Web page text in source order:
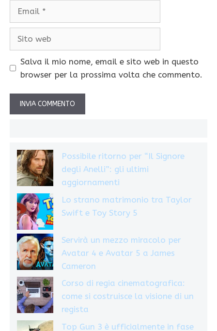
Salva il mio nome, email e sito web in questo
browser per la prossima volta che commento.
Possibile ritorno per “Il Signore
degli Anelli”: gli ultimi
aggiornamenti
Lo strano matrimonio tra Taylor
Swift e Toy Story 5
Servirà un mezzo miracolo per
Avatar 4 e Avatar 5 a James
Cameron
Corso di regia cinematografica:
come si costruisce la visione di un
regista
Top Gun 3 è ufficialmente in fase